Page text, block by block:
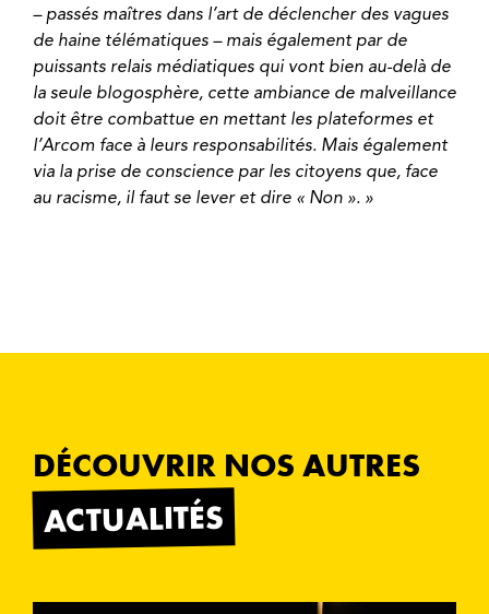
– passés maîtres dans l’art de déclencher des vagues
de haine télématiques – mais également par de
puissants relais médiatiques qui vont bien au-delà de
la seule blogosphère, cette ambiance de malveillance
doit être combattue en mettant les plateformes et
l’Arcom face à leurs responsabilités. Mais également
via la prise de conscience par les citoyens que, face
au racisme, il faut se lever et dire « Non ». »
DÉCOUVRIR NOS AUTRES
ACTUALITÉS